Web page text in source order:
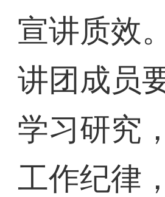
宣讲质效
讲团成员
学习研究
工作纪律